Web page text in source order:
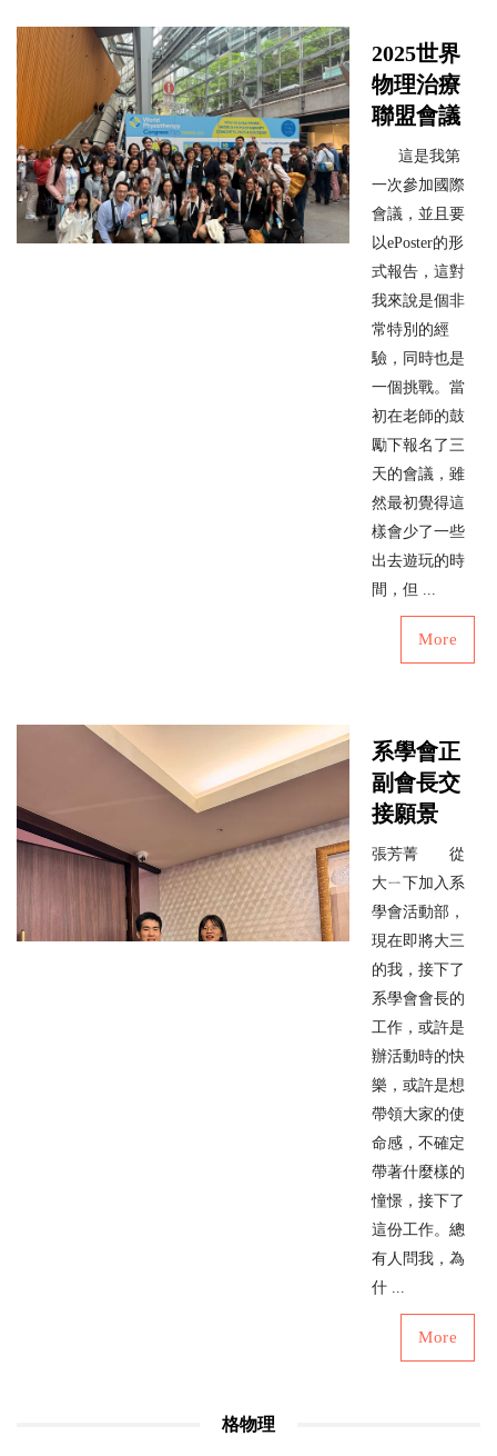
2025世界
物理治療
聯盟會議
這是我第
一次參加國際
會議，並且要
以ePoster的形
式報告，這對
我來說是個非
常特別的經
驗，同時也是
一個挑戰。當
初在老師的鼓
勵下報名了三
天的會議，雖
然最初覺得這
樣會少了一些
出去遊玩的時
間，但 ...
More
系學會正
副會長交
接願景
張芳菁 從
大ㄧ下加入系
學會活動部，
現在即將大三
的我，接下了
系學會會長的
工作，或許是
辦活動時的快
樂，或許是想
帶領大家的使
命感，不確定
帶著什麼樣的
憧憬，接下了
這份工作。總
有人問我，為
什 ...
More
格物理